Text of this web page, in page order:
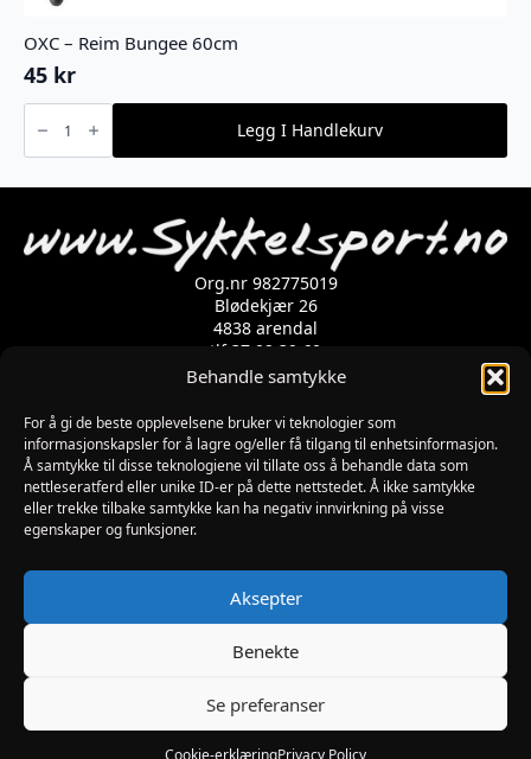
Behandle samtykke
For å gi de beste opplevelsene bruker vi teknologier som
informasjonskapsler for å lagre og/eller få tilgang til enhetsinformasjon.
Å samtykke til disse teknologiene vil tillate oss å behandle data som
nettleseratferd eller unike ID-er på dette nettstedet. Å ikke samtykke
eller trekke tilbake samtykke kan ha negativ innvirkning på visse
egenskaper og funksjoner.
Aksepter
Benekte
Se preferanser
Cookie-erklæringPrivacy Policy
OXC – Reim Bungee 60cm
45 kr
OXC
Reim
Bungee
Legg I Handlekurv
Org.nr 982775019
Blødekjær 26
4838 arendal
tlf 37 02 39 60
Kontaktskjema
Åpningstider
MANDAG-FREDAG: 09:00-17:00
LØRDAG: 10:00-15:00
SØNDAG: STENGT
PÅSKEAFTEN OG PINSEAFTEN : 10:00-13:00
Informasjon
MIN SIDE
KJØPSBETINGELSER
Utviklet av Digipos AS – Arendal Copyright 2026